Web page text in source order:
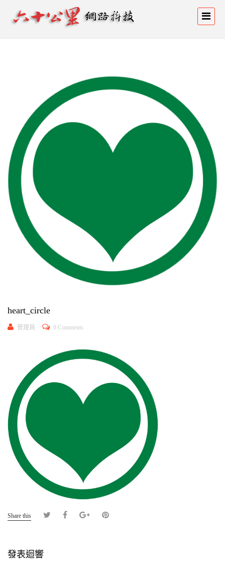
heart_circle
管理員 0 Comments
Share this
發表迴響